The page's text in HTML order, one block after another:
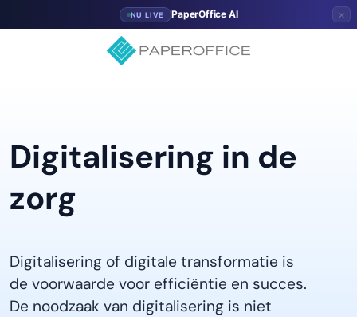
NU LIVE PaperOffice AI ×
Digitalisering in de
zorg
Digitalisering of digitale transformatie is
de voorwaarde voor efficiëntie en succes.
De noodzaak van digitalisering is niet